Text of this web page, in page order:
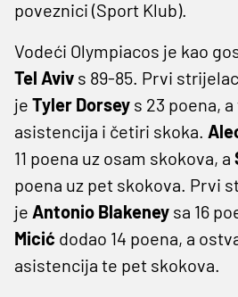
poveznici (Sport Klub).
Vodeći Olympiacos je kao
Tel Aviv s 89-85. Prvi
je Tyler Dorsey s 23 poena,
asistencija i četiri skoka.
11 poena uz osam skokova, a
poena uz pet skokova. Prvi
je Antonio Blakeney sa 16
Micić dodao 14 poena, a
asistencija te pet skokova.